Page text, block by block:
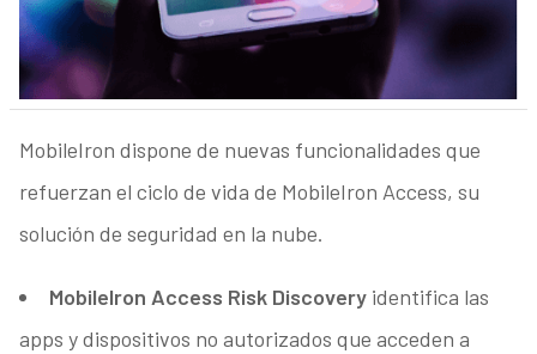
MobileIron dispone de nuevas funcionalidades que
refuerzan el ciclo de vida de MobileIron Access, su
solución de seguridad en la nube.
MobileIron Access Risk Discoveryidentifica las
apps y dispositivos no autorizados que acceden a